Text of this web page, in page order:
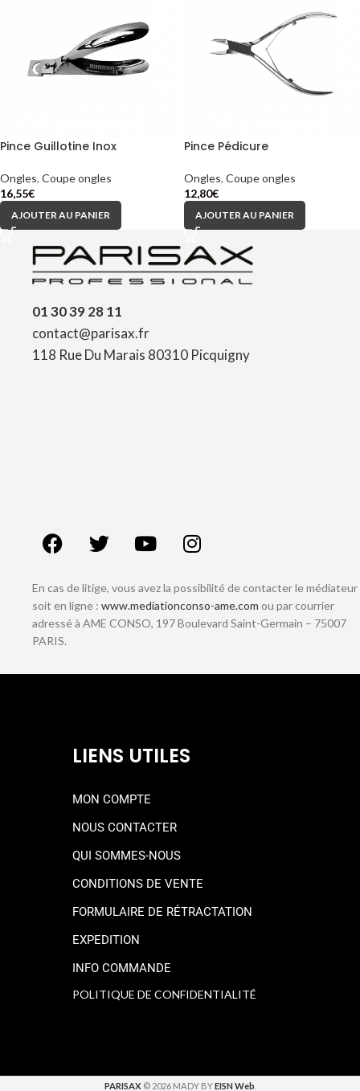
Pince Guillotine Inox
Ongles, Coupe ongles
16,55€
AJOUTER AU PANIER
Pince Pédicure
Ongles, Coupe ongles
12,80€
AJOUTER AU PANIER
01 30 39 28 11
contact@parisax.fr
118 Rue Du Marais 80310 Picquigny
En cas de litige, vous avez la possibilité de contacter le médiateur
soit en ligne : www.mediationconso-ame.com ou par courrier
adressé à AME CONSO, 197 Boulevard Saint-Germain – 75007
PARIS.
LIENS UTILES
MON COMPTE
NOUS CONTACTER
QUI SOMMES-NOUS
CONDITIONS DE VENTE
FORMULAIRE DE RÉTRACTATION
EXPEDITION
INFO COMMANDE
POLITIQUE DE CONFIDENTIALITÉ
PARISAX© 2026 MADY BYEISN Web